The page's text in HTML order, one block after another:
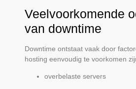
Veelvoorkomende
van downtime
Downtime ontstaat vaak door
hosting eenvoudig te voorkomen
overbelaste servers